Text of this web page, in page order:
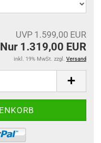
UVP 1.599,00 EUR
Nur 1.319,00 EUR
inkl. 19% MwSt. zzgl. Versand